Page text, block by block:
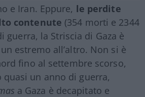
e Iran. Eppure, le perdite
contenute (354 morti e 2344
guerra, la Striscia di Gaza è
estremo all’altro. Non si è
fino al settembre scorso,
un anno di guerra,
a Gaza è decapitato e